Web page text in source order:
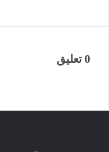
0 تعليق